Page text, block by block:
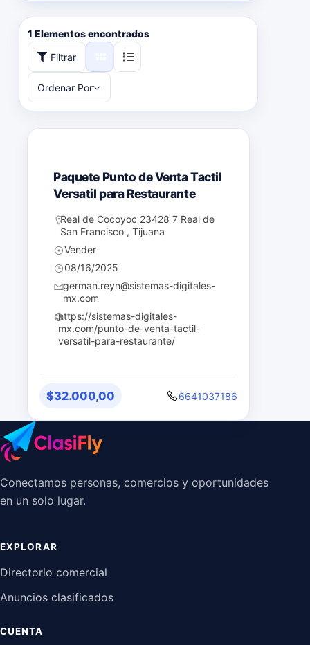
1 Elementos encontrados
Filtrar
Ordenar Por
Paquete Punto de Venta Tactil
Versatil para Restaurante
Real de Cocoyoc 23428 7 Real de
San Francisco , Tijuana
Vender
08/16/2025
german.reyn@sistemas-digitales-
mx.com
https://sistemas-digitales-
mx.com/punto-de-venta-tactil-
versatil-para-restaurante/
$32.000,00 6641037186
Conectamos personas, comercios y oportunidades
en un solo lugar.
EXPLORAR
Directorio comercial
Anuncios clasificados
CUENTA